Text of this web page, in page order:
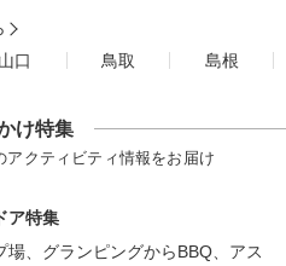
山口 鳥取 島根
け特集
クティビティ情報をお届け
ア特集
場、グランピングからBBQ、アス